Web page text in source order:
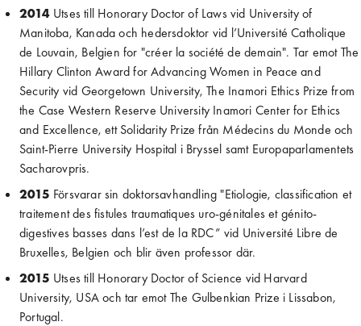
2014 Utses till Honorary Doctor of Laws vid University of
Manitoba, Kanada och hedersdoktor vid l’Université Catholique
de Louvain, Belgien for "créer la société de demain". Tar emot The
Hillary Clinton Award for Advancing Women in Peace and
Security vid Georgetown University, The Inamori Ethics Prize from
the Case Western Reserve University Inamori Center for Ethics
and Excellence, ett Solidarity Prize från Médecins du Monde och
Saint-Pierre University Hospital i Bryssel samt Europaparlamentets
Sacharovpris.
2015 Försvarar sin doktorsavhandling "Etiologie, classification et
traitement des fistules traumatiques uro-génitales et génito-
digestives basses dans l’est de la RDC” vid Université Libre de
Bruxelles, Belgien och blir även professor där.
2015 Utses till Honorary Doctor of Science vid Harvard
University, USA och tar emot The Gulbenkian Prize i Lissabon,
Portugal.